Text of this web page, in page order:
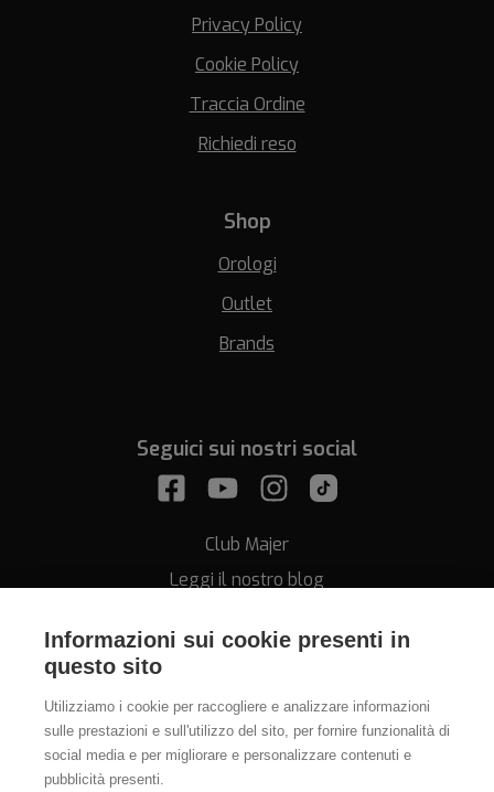
Informazioni sui cookie presenti in
questo sito
Utilizziamo i cookie per raccogliere e analizzare informazioni
sulle prestazioni e sull'utilizzo del sito, per fornire funzionalità di
social media e per migliorare e personalizzare contenuti e
pubblicità presenti.
Privacy Policy
Cookie Policy
Traccia Ordine
Richiedi reso
Shop
Orologi
Outlet
Brands
Seguici sui nostri social
Club Majer
Leggi il nostro blog
Assistenza